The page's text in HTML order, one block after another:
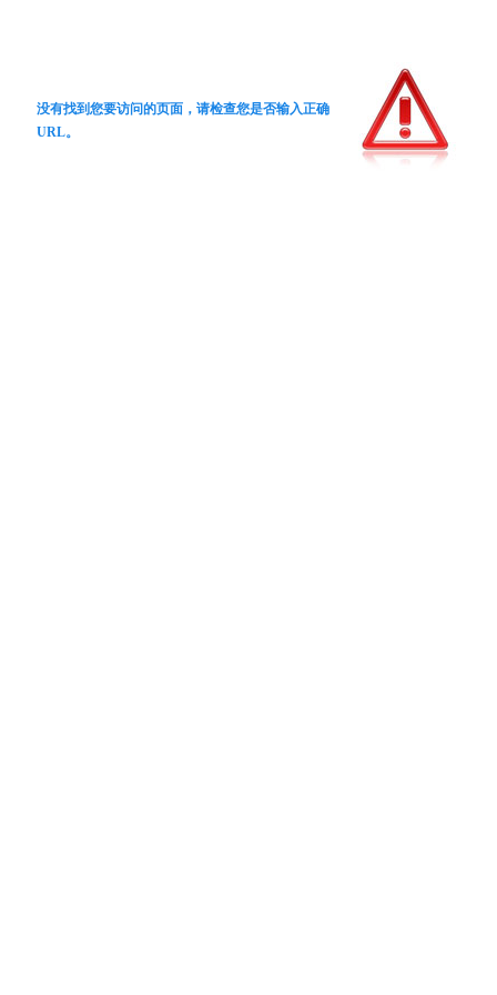
没有找到您要访问的页面，请检查您是否输入正确
URL。